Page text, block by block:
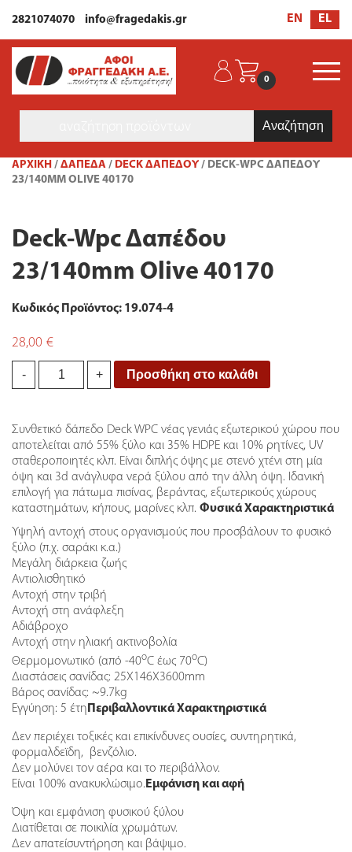
2821074070 info@fragedakis.gr EN EL
0
ΑΡΧΙΚΉ / ΔΑΠΕΔΑ / DECK ΔΑΠΈΔΟΥ / DECK-WPC ΔΑΠΈΔΟΥ
23/140MM OLIVE 40170
Deck-Wpc Δαπέδου
23/140mm Olive 40170
Κωδικός Προϊόντος: 19.074-4
28,00 €
-
Deck-
Olive
40170
quantity
+ Προσθήκη στο καλάθι
Συνθετικό δάπεδο Deck WPC νέας γενιάς εξωτερικού χώρου που
αποτελείται από 55% ξύλο και 35% HDPE και 10% ρητίνες, UV
σταθεροποιητές κλπ. Είναι διπλής όψης με στενό χτένι στη μία
όψη και 3d ανάγλυφα νερά ξύλου από την άλλη όψη. Ιδανική
επιλογή για πάτωμα πισίνας, βεράντας, εξωτερικούς χώρους
καταστημάτων, κήπους, μαρίνες κλπ. Φυσικά Χαρακτηριστικά
Υψηλή αντοχή στους οργανισμούς που προσβάλουν το φυσικό
ξύλο (π.χ. σαράκι κ.α.)
Μεγάλη διάρκεια ζωής
Αντιολισθητικό
Αντοχή στην τριβή
Αντοχή στη ανάφλεξη
Αδιάβροχο
Αντοχή στην ηλιακή ακτινοβολία
Θερμομονωτικό (από -40οC έως 70οC)
Διαστάσεις σανίδας: 25X146X3600mm
Βάρος σανίδας: ~9.7kg
Εγγύηση: 5 έτη Περιβαλλοντικά Χαρακτηριστικά
Δεν περιέχει τοξικές και επικίνδυνες ουσίες, συντηρητικά,
φορμαλδεϊδη, βενζόλιο.
Δεν μολύνει τον αέρα και το περιβάλλον.
Είναι 100% ανακυκλώσιμο. Εμφάνιση και αφή
Όψη και εμφάνιση φυσικού ξύλου
Διατίθεται σε ποικιλία χρωμάτων.
Δεν απατείσυντήρηση και βάψιμο.